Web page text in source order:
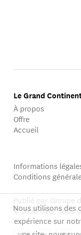
Le Grand
À propos
Offre
Accueil
Informations
Conditions
Publié par Groupe
© 2026 GEG. Tous
Nous utilisons des
expérience sur